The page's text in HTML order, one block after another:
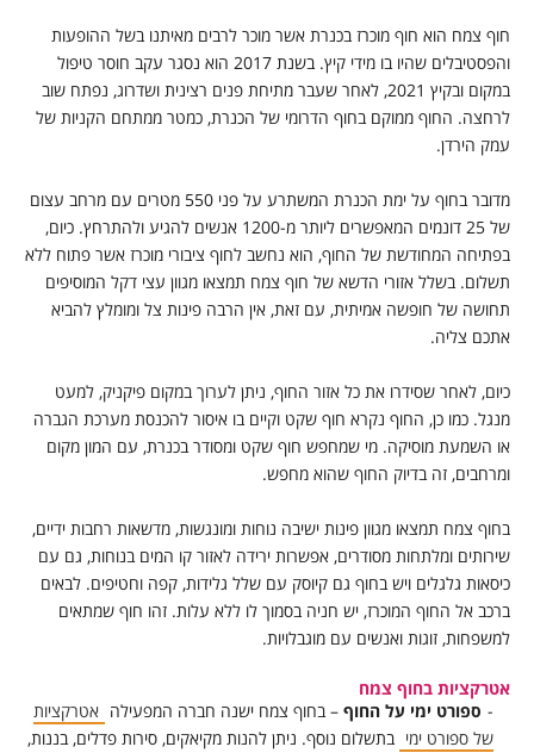
חוף צמח הוא חוף מוכרז בכנרת אשר מוכר לרבים מאיתנו בשל ההופעות
והפסטיבלים שהיו בו מידי קיץ. בשנת 2017 הוא נסגר עקב חוסר טיפול
במקום ובקיץ 2021, לאחר שעבר מתיחת פנים רצינית ושדרוג, נפתח שוב
לרחצה. החוף ממוקם בחוף הדרומי של הכנרת, כמטר ממתחם הקניות של
עמק הירדן.
מדובר בחוף על ימת הכנרת המשתרע על פני 550 מטרים עם מרחב עצום
של 25 דונמים המאפשרים ליותר מ-1200 אנשים להגיע ולהתרחץ. כיום,
בפתיחה המחודשת של החוף, הוא נחשב לחוף ציבורי מוכרז אשר פתוח ללא
תשלום. בשלל אזורי הדשא של חוף צמח תמצאו מגוון עצי דקל המוסיפים
תחושה של חופשה אמיתית, עם זאת, אין הרבה פינות צל ומומלץ להביא
אתכם צליה.
כיום, לאחר שסידרו את כל אזור החוף, ניתן לערוך במקום פיקניק, למעט
מנגל. כמו כן, החוף נקרא חוף שקט וקיים בו איסור להכנסת מערכת הגברה
או השמעת מוסיקה. מי שמחפש חוף שקט ומסודר בכנרת, עם המון מקום
ומרחבים, זה בדיוק החוף שהוא מחפש.
בחוף צמח תמצאו מגוון פינות ישיבה נוחות ומונגשות, מדשאות רחבות ידיים,
שירותים ומלתחות מסודרים, אפשרות ירידה לאזור קו המים בנוחות, גם עם
כיסאות גלגלים ויש בחוף גם קיוסק עם שלל גלידות, קפה וחטיפים. לבאים
ברכב אל החוף המוכרז, יש חניה בסמוך לו ללא עלות. זהו חוף שמתאים
למשפחות, זוגות ואנשים עם מוגבלויות.
אטרקציות בחוף צמח
ספורט ימי על החוף – בחוף צמח ישנה חברה המפעילה אטרקציות
של ספורט ימי בתשלום נוסף. ניתן להנות מקיאקים, סירות פדלים, בננות,